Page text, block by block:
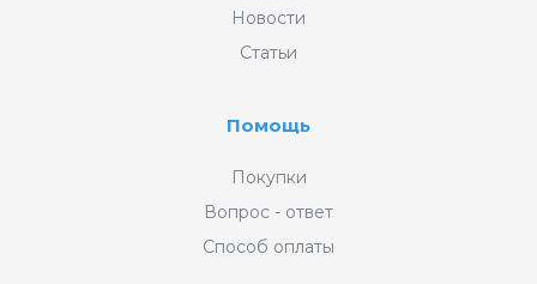
Новости
Статьи
Помощь
Покупки
Вопрос - ответ
Способ оплаты